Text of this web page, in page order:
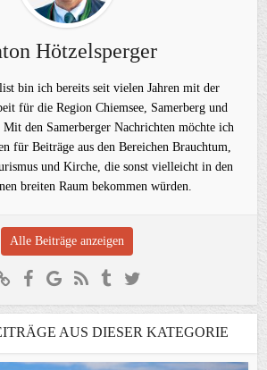
Hötzelsperger
bin ich bereits seit vielen Jahren mit der
für die Region Chiemsee, Samerberg und
Mit den Samerberger Nachrichten möchte ich
für Beiträge aus den Bereichen Brauchtum,
und Kirche, die sonst vielleicht in den
breiten Raum bekommen würden.
Alle Beiträge anzeigen
AUS DIESER KATEGORIE